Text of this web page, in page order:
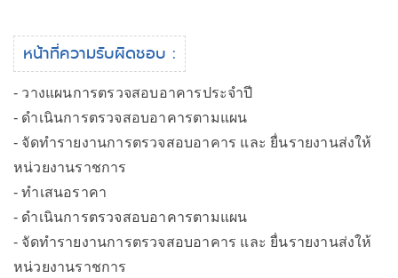
หน้าที่ความรับผิดชอบ :
- วางแผนการตรวจสอบอาคารประจำปี
- ดำเนินการตรวจสอบอาคารตามแผน
- จัดทำรายงานการตรวจสอบอาคาร และ ยื่นรายงานส่งให้
หน่วยงานราชการ
- ทำเสนอราคา
- ดำเนินการตรวจสอบอาคารตามแผน
- จัดทำรายงานการตรวจสอบอาคาร และ ยื่นรายงานส่งให้
หน่วยงานราชการ